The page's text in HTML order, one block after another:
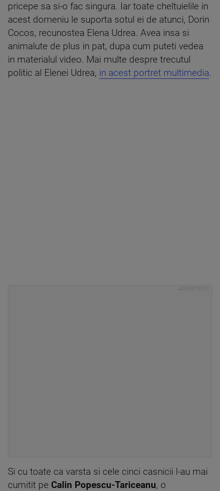
pricepe sa si-o fac singura. Iar toate cheltuielile in
acest domeniu le suporta sotul ei de atunci, Dorin
Cocos, recunostea Elena Udrea. Avea insa si
animalute de plus in pat, dupa cum puteti vedea
in materialul video. Mai multe despre trecutul
politic al Elenei Udrea, in acest portret multimedia.
Si cu toate ca varsta si cele cinci casnicii l-au mai
cumitit pe Calin Popescu-Tariceanu, o